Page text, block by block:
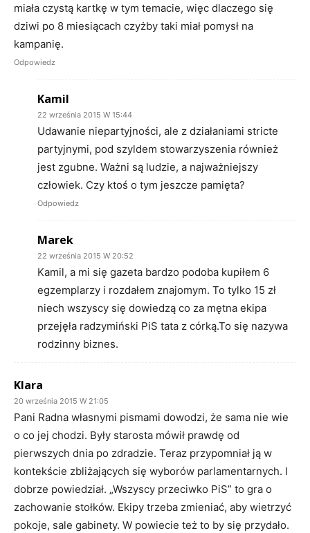
miała czystą kartkę w tym temacie, więc dlaczego się
dziwi po 8 miesiącach czyżby taki miał pomysł na
kampanię.
Odpowiedz
Kamil
22 września 2015 W 15:44
Udawanie niepartyjności, ale z działaniami stricte
partyjnymi, pod szyldem stowarzyszenia również
jest zgubne. Ważni są ludzie, a najważniejszy
człowiek. Czy ktoś o tym jeszcze pamięta?
Odpowiedz
Marek
22 września 2015 W 20:52
Kamil, a mi się gazeta bardzo podoba kupiłem 6
egzemplarzy i rozdałem znajomym. To tylko 15 zł
niech wszyscy się dowiedzą co za mętna ekipa
przejęła radzymiński PiS tata z córką.To się nazywa
rodzinny biznes.
Klara
20 września 2015 W 21:05
Pani Radna własnymi pismami dowodzi, że sama nie wie
o co jej chodzi. Były starosta mówił prawdę od
pierwszych dnia po zdradzie. Teraz przypomniał ją w
kontekście zbliżających się wyborów parlamentarnych. I
dobrze powiedział. „Wszyscy przeciwko PiS” to gra o
zachowanie stołków. Ekipy trzeba zmieniać, aby wietrzyć
pokoje, sale gabinety. W powiecie też to by się przydało.